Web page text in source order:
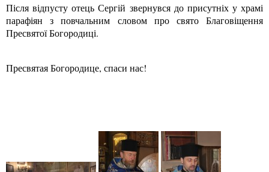
Після відпусту отець Сергій звернувся до присутніх у храмі
парафіян з повчальним словом про свято Благовіщення
Пресвятої Богородиці.
Пресвятая Богородице, спаси нас!